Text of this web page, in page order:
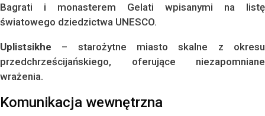
Bagrati i monasterem Gelati wpisanymi na listę
światowego dziedzictwa UNESCO.
Uplistsikhe – starożytne miasto skalne z okresu
przedchrześcijańskiego, oferujące niezapomniane
wrażenia.
Komunikacja wewnętrzna